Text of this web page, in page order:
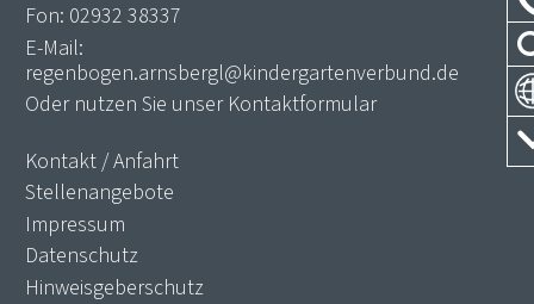
Fon: 02932 38337
E-Mail:
regenbogen.arnsbergl@kindergartenverbund.de
Oder nutzen Sie unser Kontaktformular
Kontakt / Anfahrt
Stellenangebote
Impressum
Datenschutz
Hinweisgeberschutz